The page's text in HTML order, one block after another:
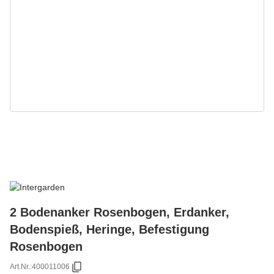
2 Bodenanker Rosenbogen, Erdanker,
Bodenspieß, Heringe, Befestigung
Rosenbogen
Art.Nr.:400011006